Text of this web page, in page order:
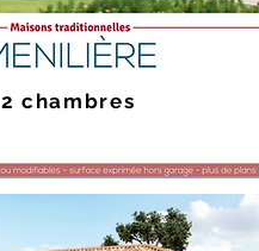
2 chambres